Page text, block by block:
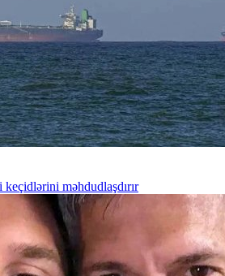
məhdudlaşdırır